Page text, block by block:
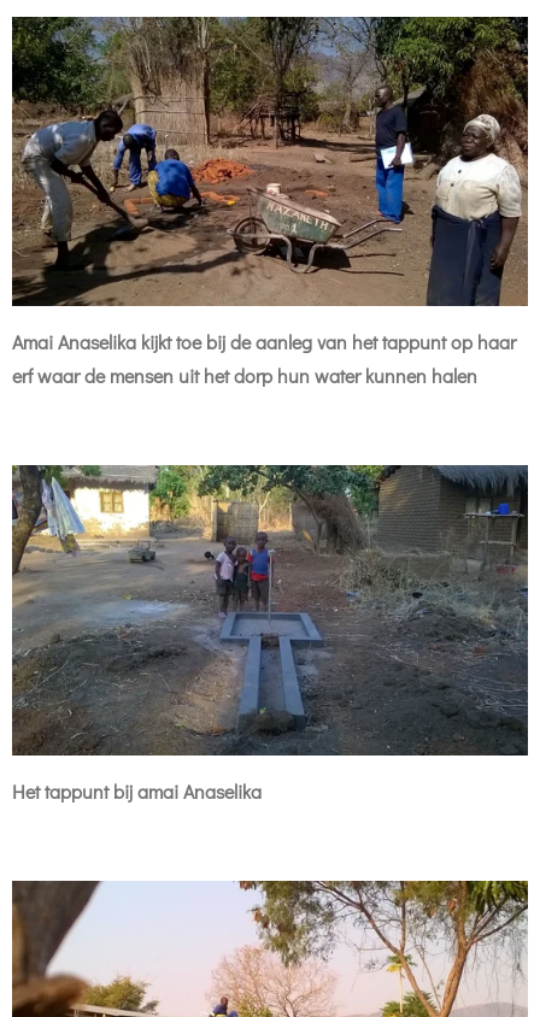
Amai Anaselika kijkt toe bij de aanleg van het tappunt op haar
erf waar de mensen uit het dorp hun water kunnen halen
Het tappunt bij amai Anaselika